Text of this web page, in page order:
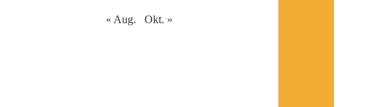
« Aug. Okt. »